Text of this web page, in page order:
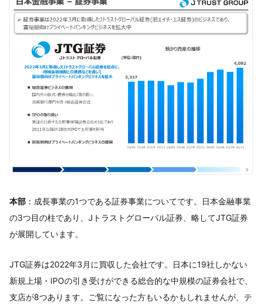
本部 ：成長事業の1つである証券事業についてです。日本金融事業
の3つ目の柱であり、Jトラストグローバル証券、略してJTG証券
が展開しています。
JTG証券は2022年3月に買収した会社です。日本に19社しかない
新規上場・IPOの引き受けができる総合的な中規模の証券会社で、
支店が8つあります。ご覧になった方もいるかもしれませんが、テ